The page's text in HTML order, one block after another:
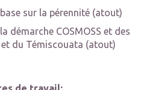
sur la pérennité (atout)
démarche COSMOSS et des
du Témiscouata (atout)